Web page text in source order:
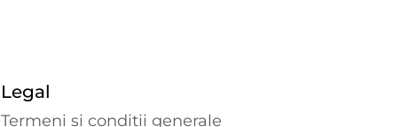
Legal
Termeni și condiții generale